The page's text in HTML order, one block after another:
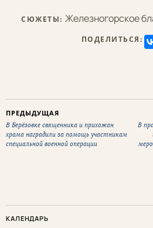
СЮЖЕТЫ: Железногорское
ПОДЕЛИТЬСЯ:
ПРЕДЫДУЩАЯ
В Берёзовке священника и прихожан
храма наградили за помощь участникам
специальной военной операции
В
КАЛЕНДАРЬ